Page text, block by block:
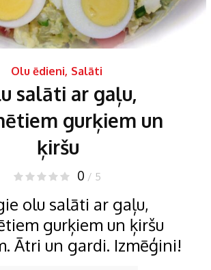
Olu ēdieni, Salāti
salāti ar gaļu,
gurķiem un
ķiršu
0 / 5
olu salāti ar gaļu,
gurķiem un ķiršu
Ātri un gardi. Izmēģini!